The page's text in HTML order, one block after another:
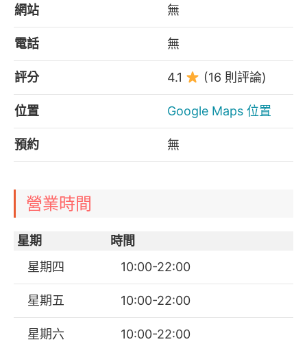
網站 無
電話 無
評分 4.1 (16 則評論)
位置 Google Maps 位置
預約 無
營業時間
星期
時間
星期四
10:00-22:00
星期五 10:00-22:00
星期六 10:00-22:00